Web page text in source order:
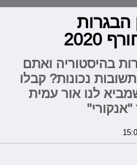
הבגרות
2020
בהיסטוריה ואתם
נכונות? קבלו
לנו אור עמית